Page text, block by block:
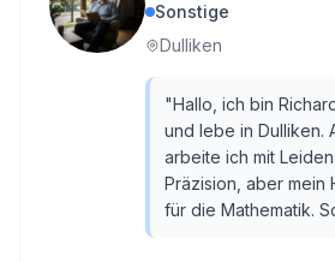
Sonstige
Dulliken
"Hallo, ich bin
und lebe in Dulliken.
arbeite ich mit
Präzision, aber mein
für die Mathematik.